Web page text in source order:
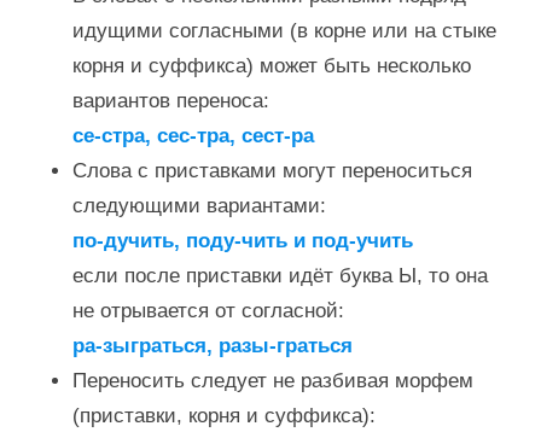
идущими согласными (в корне или на стыке
корня и суффикса) может быть несколько
вариантов переноса:
се-стра, сес-тра, сест-ра
Слова с приставками могут переноситься
следующими вариантами:
по-дучить, поду-чить и под-учить
если после приставки идёт буква Ы, то она
не отрывается от согласной:
ра-зыграться, разы-граться
Переносить следует не разбивая морфем
(приставки, корня и суффикса):